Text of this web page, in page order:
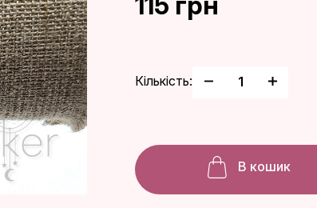
Кількість:
В кошик